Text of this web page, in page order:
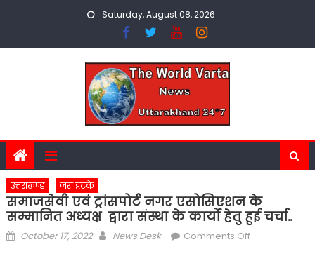
Saturday, August 08, 2026
उत्तराखण्ड ज़रा हटके
समाजसेवी एवं ट्रांसपोर्ट नगर एसोसिएशन के
सम्मानित अध्यक्ष द्वारा संस्था के कार्यों हेतु हुई चर्चा..
Posted
October 17, 2022 Author
News Desk Comments Offon